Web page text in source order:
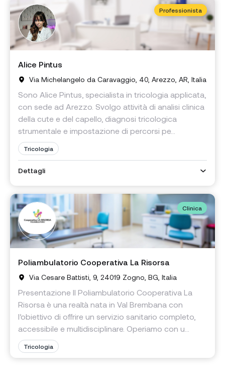
Parrucchiere
Professionista
Alice Pintus
Via Michelangelo da Caravaggio, 40, Arezzo, AR, Italia
Sono Alice Pintus, specialista in tricologia applicata,
con sede ad Arezzo. Svolgo attività di analisi clinica
della cute e del capello, diagnosi tricologica
strumentale e impostazione di percorsi pe...
Tricologia
Dettagli
Clinica
Poliambulatorio Cooperativa La Risorsa
Via Cesare Battisti, 9, 24019 Zogno, BG, Italia
Presentazione Il Poliambulatorio Cooperativa La
Risorsa è una realtà nata in Val Brembana con
l’obiettivo di offrire un servizio sanitario completo,
accessibile e multidisciplinare. Operiamo con u...
Tricologia